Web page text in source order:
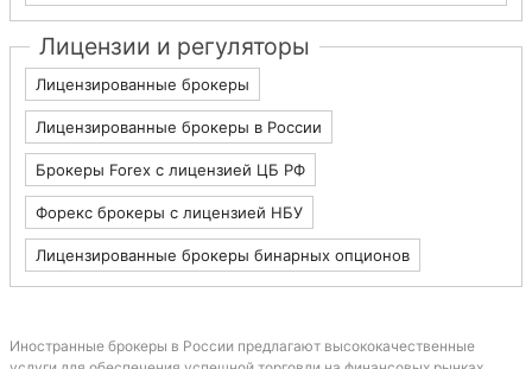
Лицензии и регуляторы
Лицензированные брокеры
Лицензированные брокеры в России
Брокеры Forex с лицензией ЦБ РФ
Форекс брокеры с лицензией НБУ
Лицензированные брокеры бинарных опционов
Иностранные брокеры в России предлагают высококачественные